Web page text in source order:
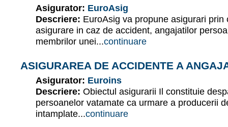
Asigurator: EuroAsig
Descriere: EuroAsig va propune asigurari
asigurare in caz de accident, angajatilor
membrilor unei...continuare
ASIGURAREA DE ACCIDENTE A
Asigurator: Euroins
Descriere: Obiectul asigurarii Il constituie
persoanelor vatamate ca urmare a producerii
intamplate...continuare